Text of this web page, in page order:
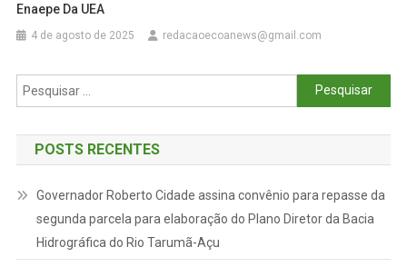
Enaepe Da UEA
4 de agosto de 2025 redacaoecoanews@gmail.com
Pesquisar
por:
POSTS RECENTES
Governador Roberto Cidade assina convênio para repasse da
segunda parcela para elaboração do Plano Diretor da Bacia
Hidrográfica do Rio Tarumã-Açu